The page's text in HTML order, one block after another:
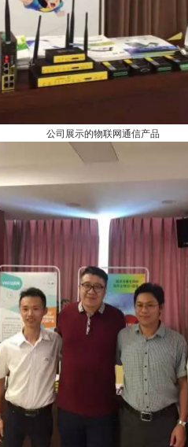
公司展示的物联网通信产品